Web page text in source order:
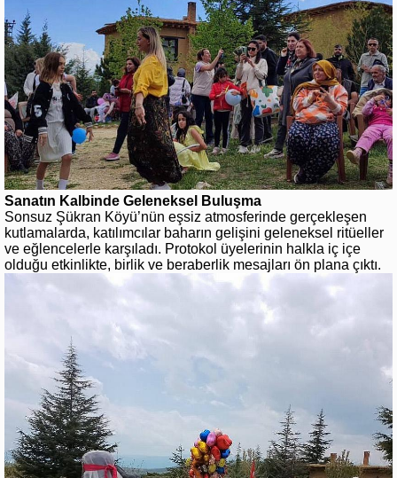
Sanatın Kalbinde Geleneksel Buluşma
Sonsuz Şükran Köyü’nün eşsiz atmosferinde gerçekleşen
kutlamalarda, katılımcılar baharın gelişini geleneksel ritüeller
ve eğlencelerle karşıladı. Protokol üyelerinin halkla iç içe
olduğu etkinlikte, birlik ve beraberlik mesajları ön plana çıktı.